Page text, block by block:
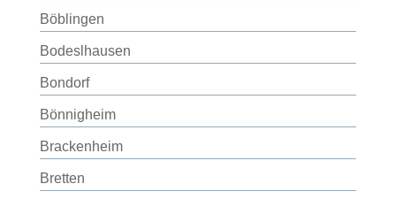
Böblingen
Bodeslhausen
Bondorf
Bönnigheim
Brackenheim
Bretten